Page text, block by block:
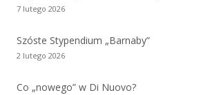
7 lutego 2026
Szóste Stypendium „Barnaby”
2 lutego 2026
Co „nowego” w Di Nuovo?